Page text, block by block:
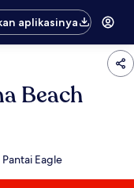
aplikasinya
Beach
Eagle